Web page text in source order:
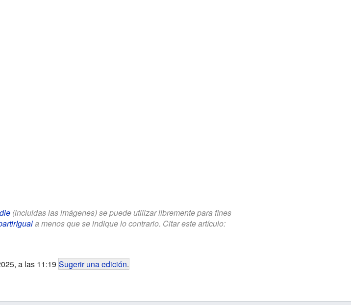
(incluidas las imágenes) se puede utilizar libremente para fines
a menos que se indique lo contrario. Citar este artículo:
a las 11:19 Sugerir una edición.